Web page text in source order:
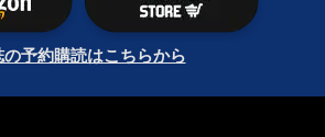
の予約購読はこちらから